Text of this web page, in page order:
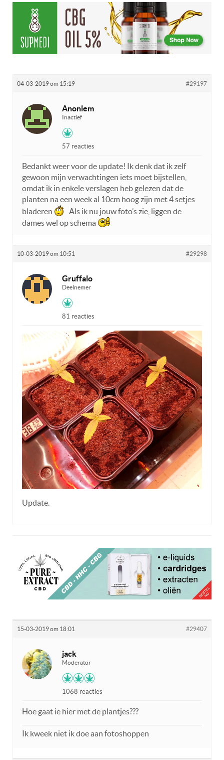
04-03-2019 om 15:19 #29197
Anoniem
Inactief
57 reacties
Bedankt weer voor de update! Ik denk dat ik zelf
gewoon mijn verwachtingen iets moet bijstellen,
omdat ik in enkele verslagen heb gelezen dat de
planten na een week al 10cm hoog zijn met 4 setjes
bladeren
Als ik nu jouw foto’s zie, liggen de
dames wel op schema
10-03-2019 om 10:51 #29298
Gruffalo
Deelnemer
81 reacties
Update.
15-03-2019 om 18:01 #29407
jack
Moderator
1068 reacties
Hoe gaat ie hier met de plantjes???
Ik kweek niet ik doe aan fotoshoppen